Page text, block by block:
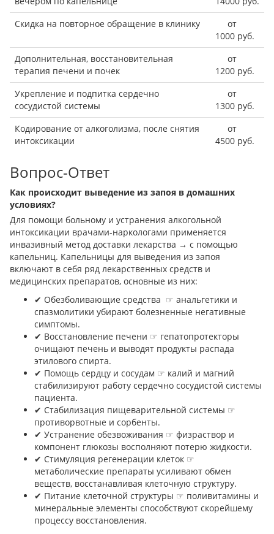
Скидка на повторное обращение в клинику
от
1000 руб.
Дополнительная, восстановительная
терапия печени и почек
от
1200 руб.
Укрепление и подпитка сердечно
сосудистой системы
от
1300 руб.
Кодирование от алкоголизма, после снятия
интоксикации
от
4500 руб.
Вопрос-Ответ
Как происходит выведение из запоя в домашних
условиях?
Для помощи больному и устранения алкогольной
интоксикации врачами-наркологами применяется
инвазивный метод доставки лекарства → с помощью
капельниц. Капельницы для выведения из запоя
включают в себя ряд лекарственных средств и
медицинских препаратов, основные из них:
✔︎ Обезболивающие средства ☞ анальгетики и
спазмолитики убирают болезненные негативные
симптомы.
✔︎ Восстановление печени ☞ гепатопротекторы
очищают печень и выводят продукты распада
этилового спирта.
✔︎ Помощь сердцу и сосудам ☞ калий и магний
стабилизируют работу сердечно сосудистой системы
пациента.
✔︎ Стабилизация пищеварительной системы ☞
противорвотные и сорбенты.
✔︎ Устранение обезвоживания ☞ физраствор и
компонент глюкозы восполняют потерю жидкости.
✔︎ Стимуляция регенерации клеток ☞
метаболические препараты усиливают обмен
веществ, восстанавливая клеточную структуру.
✔︎ Питание клеточной структуры ☞ поливитамины и
минеральные элементы способствуют скорейшему
процессу восстановления.